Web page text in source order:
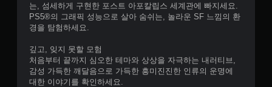
는, 섬세하게 구현한 포스트 아포칼립스 세계관에 빠지세요.
PS5®의 그래픽 성능으로 살아 숨쉬는, 놀라운 SF 느낌의 환
경을 탐험하세요.
깊고, 잊지 못할 모험
처음부터 끝까지 심오한 테마와 상상을 자극하는 내러티브,
감성 가득한 깨달음으로 가득한 흥미진진한 인류의 운명에
대한 이야기를 확인하세요.